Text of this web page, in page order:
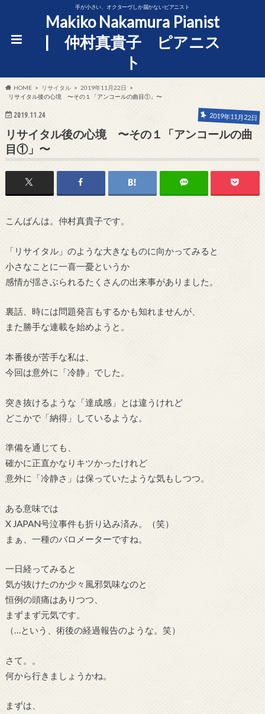
手が小さい、オクターヴしか届かないピアニスト
Makiko Nakamura Pianist
| 仲村真貴子 ピアニス
ト
HOME リサイタル
2019年11月22日
リサイタル後の心境 〜その１「アンコールの曲目①」〜
2019.11.24 2019年11月22日
リサイタル後の心境 〜その１「アンコールの曲
目①」〜
こんばんは。仲村真貴子です。
「リサイタル」のような大きなものに向かってみると
小さなことに一喜一憂というか
感情が揺さぶられるたくさんの出来事がありました。
裏話、時には問題発言もするかも知れませんが、
また勝手な連載を始めようと。
本番後が苦手な私は、
今回は意外に「冷静」でした。
突き抜けるような「達成感」とは違うけれど
どこかで「納得」しているような。
準備を通じても、
確かに正直かなりキツかったけれど
意外に「冷静さ」は保っていたような気もしつつ。
ある意味では
X JAPAN号泣事件も折り込み済み。（笑）
まぁ、一種のバロメーターですね。
一日経ってみると
気が抜けたのか少々風邪気味なのと
恒例の頭痛はありつつ、
まずまず元気です。
（…という、術後の経過報告のような。笑）
さて。。
何から行きましょうかね。
まずは、